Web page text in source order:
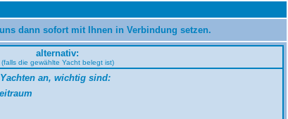
dann sofort mit Ihnen in Verbindung setzen.
alternativ:
(falls die gewählte Yacht belegt ist)
an, wichtig sind: